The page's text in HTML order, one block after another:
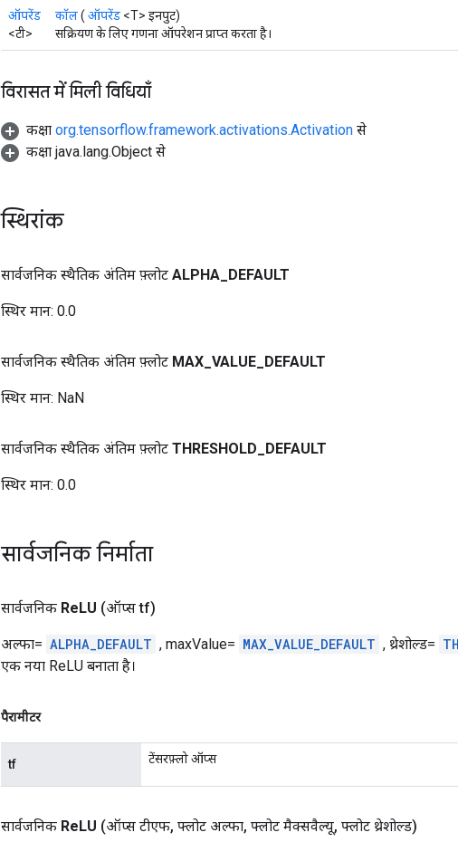
ऑपरेंड
<टी>
कॉल( ऑपरेंड <T> इनपुट)
सक्रियण के लिए गणना ऑपरेशन प्राप्त करता है।
विरासत में मिली विधियाँ
कक्षा org.tensorflow.framework.activations.Activation से
कक्षा java.lang.Object से
स्थिरांक
सार्वजनिक स्थैतिक अंतिम फ़्लोट ALPHA DEFAULT
स्थिर मान: 0.0
सार्वजनिक स्थैतिक अंतिम फ़्लोट MAX VALUE DEFAULT
स्थिर मान: NaN
सार्वजनिक स्थैतिक अंतिम फ़्लोट THRESHOLD DEFAULT
स्थिर मान: 0.0
सार्वजनिक निर्माता
सार्वजनिक ReLU (ऑप्स tf)
अल्फा= ALPHA_DEFAULT , maxValue= MAX_VALUE_DEFAULT , थ्रेशोल्ड=
एक नया ReLU बनाता है।
पैरामीटर
tf टेंसरफ़्लो ऑप्स
सार्वजनिक ReLU (ऑप्स टीएफ, फ्लोट अल्फा, फ्लोट मैक्सवैल्यू, फ्लोट थ्रेशोल्ड)